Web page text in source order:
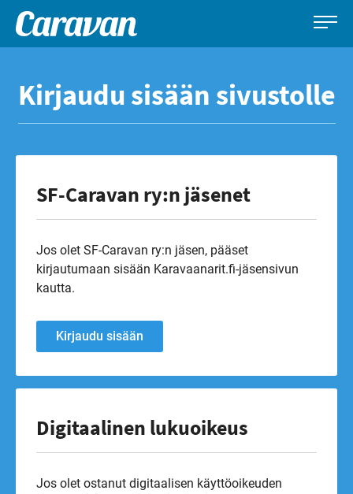
sisältöön
Caravan-
Leirintämatkailun
Kirjaudu sisään sivustolle
SF-Caravan ry:n jäsenet
Jos olet SF-Caravan ry:n jäsen, pääset
kirjautumaan sisään Karavaanarit.fi-jäsensivun
kautta.
Kirjaudu sisään
Digitaalinen lukuoikeus
Jos olet ostanut digitaalisen käyttöoikeuden